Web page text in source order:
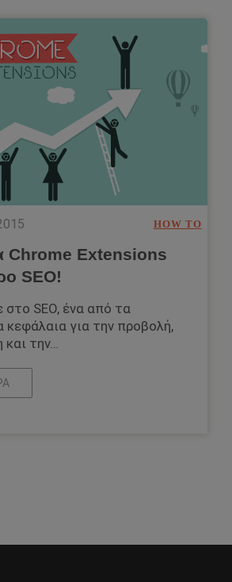
HOW TO
Chrome Extensions
SEO!
στο SEO, ένα από τα
κεφάλαια για την προβολή,
την…